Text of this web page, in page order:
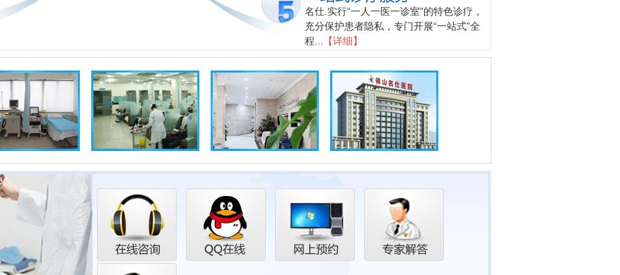
名仕.实行“一人一医一诊室”的特色诊疗，
充分保护患者隐私，专门开展“一站式”全
程...
【详细】